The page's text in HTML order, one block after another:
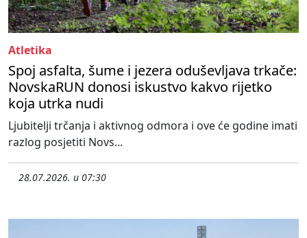
Atletika
Spoj asfalta, šume i jezera oduševljava trkače:
NovskaRUN donosi iskustvo kakvo rijetko
koja utrka nudi
Ljubitelji trčanja i aktivnog odmora i ove će godine imati
razlog posjetiti Novs...
28.07.2026. u 07:30